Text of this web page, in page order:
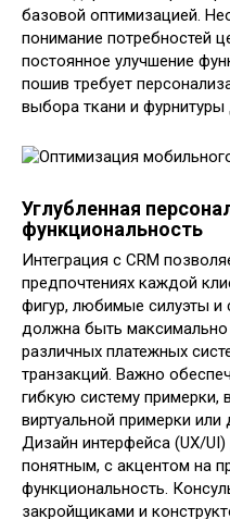
базовой оптимизацией.
понимание потребностей
постоянное улучшение
пошив требует
выбора ткани и
Углубленная
функциональность
Интеграция с CRM
предпочтениях каждой
фигур, любимые силуэты и
должна быть
различных платежных
транзакций. Важно
гибкую систему
виртуальной примерки или
Дизайн интерфейса (UX/
понятным, с акцентом на
функциональность.
закройщиками и